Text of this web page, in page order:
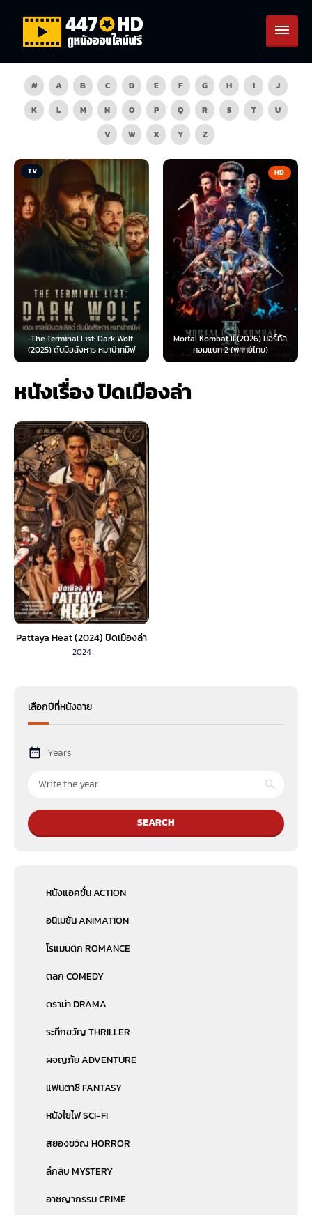
# A B C D E F G H I
J
K
L M N O P Q R S T
U
V
W X Y Z
TV
The Terminal List: Dark Wolf
(2025) ดับมือสังหาร หมาป่าทมิฬ
HD
Mortal Kombat II (2026) มอร์ทัล
คอมแบท 2 (พากย์ไทย)
หนังเรื่อง ปิดเมืองล่า
Pattaya Heat (2024) ปิดเมืองล่า
2024
เลือกปีที่หนังฉาย
Years
SEARCH
หนังแอคชั่น ACTION
อนิเมชั่น ANIMATION
โรแมนติก ROMANCE
ตลก COMEDY
ดราม่า DRAMA
ระทึกขวัญ THRILLER
ผจญภัย ADVENTURE
แฟนตาซี FANTASY
หนังไซไฟ SCI-FI
สยองขวัญ HORROR
ลึกลับ MYSTERY
อาชญากรรม CRIME